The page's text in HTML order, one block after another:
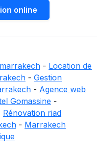
online
- Location de
- Gestion
- Agence web
Gomassine -
Rénovation riad
- Marrakech